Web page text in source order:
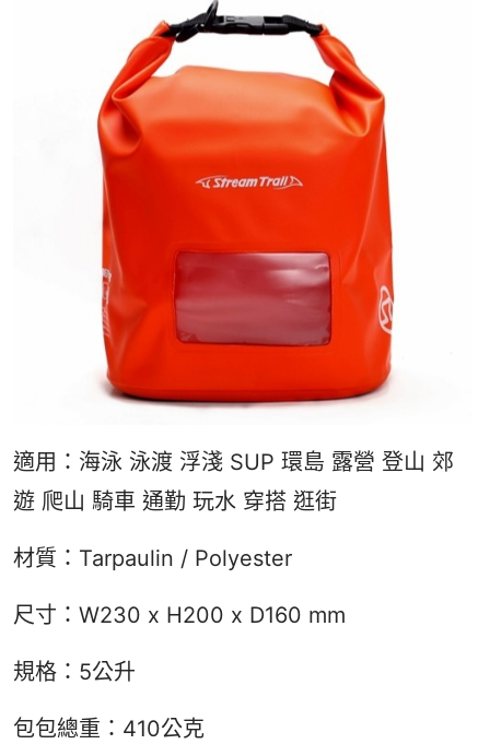
適用：海泳 泳渡 浮淺 SUP 環島 露營 登山 郊
遊 爬山 騎車 通勤 玩水 穿搭 逛街
材質：Tarpaulin / Polyester
尺寸：W230 x H200 x D160 mm
規格：5公升
包包總重：410公克